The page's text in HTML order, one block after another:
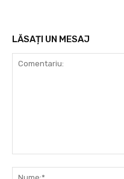
LĂSAȚI UN MESAJ